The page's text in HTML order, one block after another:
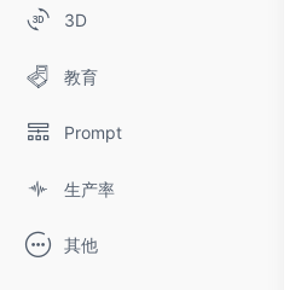
3D
教育
Prompt
生产率
其他